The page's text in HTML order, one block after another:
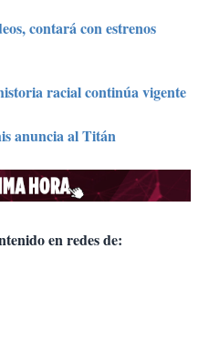
contará con estrenos
racial continúa vigente
anuncia al Titán
en redes de: